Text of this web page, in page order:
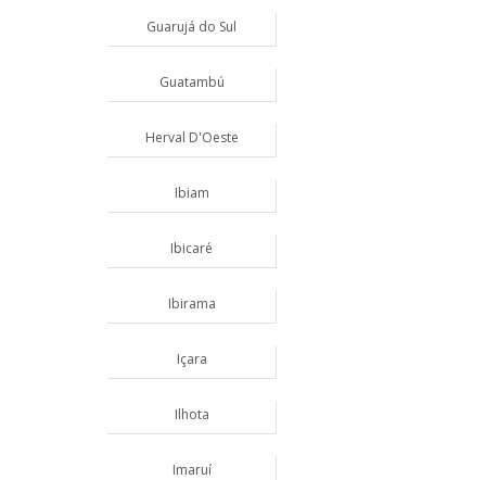
Guarujá do Sul
Guatambú
Herval D'Oeste
Ibiam
Ibicaré
Ibirama
Içara
Ilhota
Imaruí